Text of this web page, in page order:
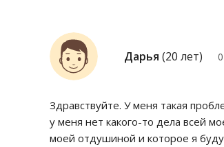
Дарья (20 лет)
Здравствуйте. У меня такая
у меня нет какого-то дела всей
моей отдушиной и которое я